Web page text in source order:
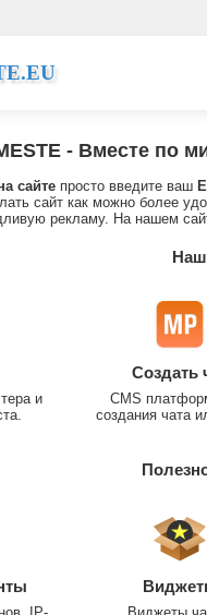
- Вместе по
сайте просто введите ваш
сайт как можно более
рекламу. На нашем
и
Создать
CMS
создания чата